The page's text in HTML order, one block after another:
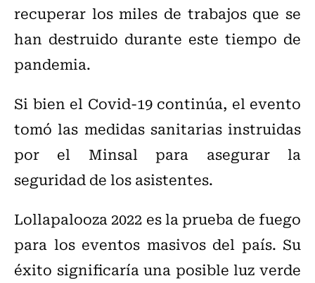
recuperar los miles de trabajos que se
han destruido durante este tiempo de
pandemia.
Si bien el Covid-19 continúa, el evento
tomó las medidas sanitarias instruidas
por el Minsal para asegurar la
seguridad de los asistentes.
Lollapalooza 2022 es la prueba de fuego
para los eventos masivos del país. Su
éxito significaría una posible luz verde